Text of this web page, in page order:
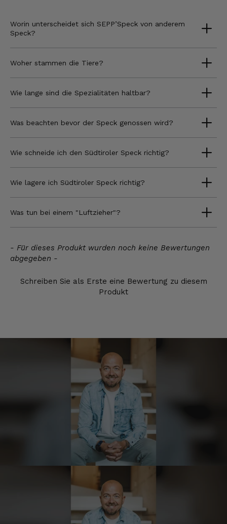
Worin unterscheidet sich SEPP’Speck von anderem
Speck?
Woher stammen die Tiere?
Wie lange sind die Spezialitäten haltbar?
Was beachten bevor der Speck genossen wird?
Wie schneide ich den Südtiroler Speck richtig?
Wie lagere ich Südtiroler Speck richtig?
Was tun bei einem "Luftzieher"?
- Für dieses Produkt wurden noch keine Bewertungen
abgegeben -
Schreiben Sie als Erste eine Bewertung zu diesem
Produkt
New content loaded